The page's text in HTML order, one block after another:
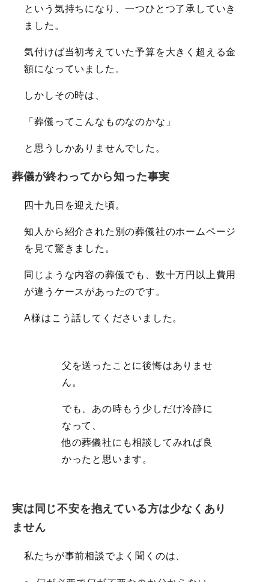
という気持ちになり、一つひとつ了承していき
ました。
気付けば当初考えていた予算を大きく超える金
額になっていました。
しかしその時は、
「葬儀ってこんなものなのかな」
と思うしかありませんでした。
葬儀が終わってから知った事実
四十九日を迎えた頃。
知人から紹介された別の葬儀社のホームページ
を見て驚きました。
同じような内容の葬儀でも、数十万円以上費用
が違うケースがあったのです。
A様はこう話してくださいました。
父を送ったことに後悔はありませ
ん。
でも、あの時もう少しだけ冷静に
なって、
他の葬儀社にも相談してみれば良
かったと思います。
実は同じ不安を抱えている方は少なくあり
ません
私たちが事前相談でよく聞くのは、